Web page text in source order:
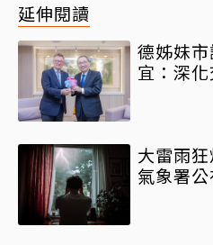
延伸閱讀
德姊妹
宜：深
大雷雨
氣象署